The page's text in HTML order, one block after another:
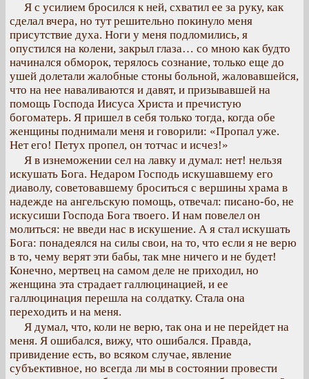
Я с усилием бросился к ней, схватил ее за руку, как
сделал вчера, но тут решительно покинуло меня
присутствие духа. Ноги у меня подломились, я
опустился на колени, закрыл глаза… со мною как будто
начинался обморок, терялось сознание, только еще до
ушей долетали жалобные стоны больной, жаловавшейся,
что на нее наваливаются и давят, и призывавшей на
помощь Господа Иисуса Христа и пречистую
богоматерь. Я пришел в себя только тогда, когда обе
женщины поднимали меня и говорили: «Пропал уже.
Нет его! Петух пропел, он тотчас и исчез!»
Я в изнеможении сел на лавку и думал: нет! нельзя
искушать Бога. Недаром Господь искушавшему его
диаволу, советовавшему броситься с вершины храма в
надежде на ангельскую помощь, отвечал: писано-бо, не
искусиши Господа Бога твоего. И нам повелел он
молиться: не введи нас в искушение. А я стал искушать
Бога: понадеялся на силы свои, на то, что если я не верю
в то, чему верят эти бабы, так мне ничего и не будет!
Конечно, мертвец на самом деле не приходил, но
женщина эта страдает галлюцинацией, и ее
галлюцинация перешла на солдатку. Стала она
переходить и на меня.
Я думал, что, коли не верю, так она и не перейдет на
меня. Я ошибался, вижу, что ошибался. Правда,
привидение есть, во всяком случае, явление
субъективное, но всегда ли мы в состоянии провести